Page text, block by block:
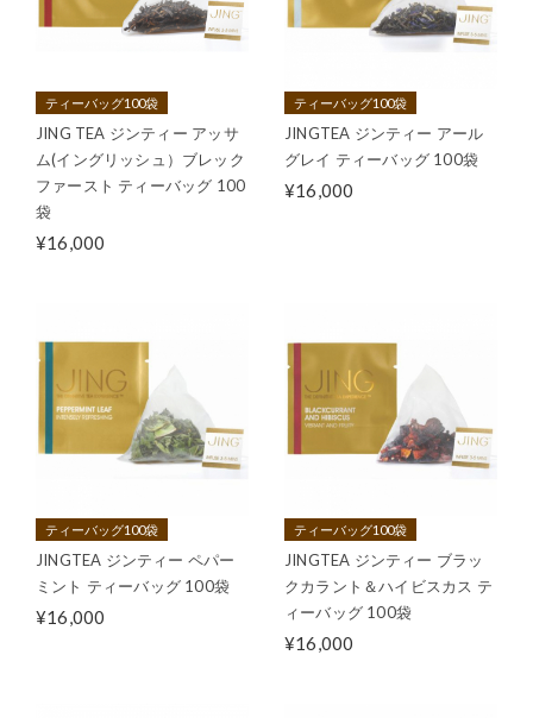
ティーバッグ100袋
JING TEA ジンティー アッサ
ム(イングリッシュ）ブレック
ファースト ティーバッグ 100
袋
¥16,000
ティーバッグ100袋
JINGTEA ジンティー アール
グレイ ティーバッグ 100袋
¥16,000
ティーバッグ100袋
JINGTEA ジンティー ペパー
ミント ティーバッグ 100袋
¥16,000
ティーバッグ100袋
JINGTEA ジンティー ブラッ
クカラント＆ハイビスカス テ
ィーバッグ 100袋
¥16,000